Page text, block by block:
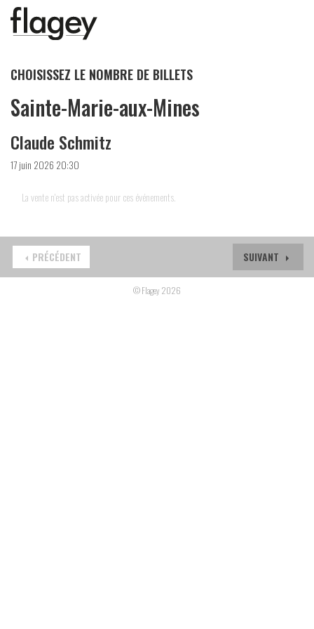
CHOISISSEZ LE NOMBRE DE BILLETS
Sainte-Marie-aux-Mines
Claude Schmitz
17 juin 2026 20:30
La vente n'est pas activée pour ces événements.
SUIVANT
PRÉCÉDENT
© Flagey 2026